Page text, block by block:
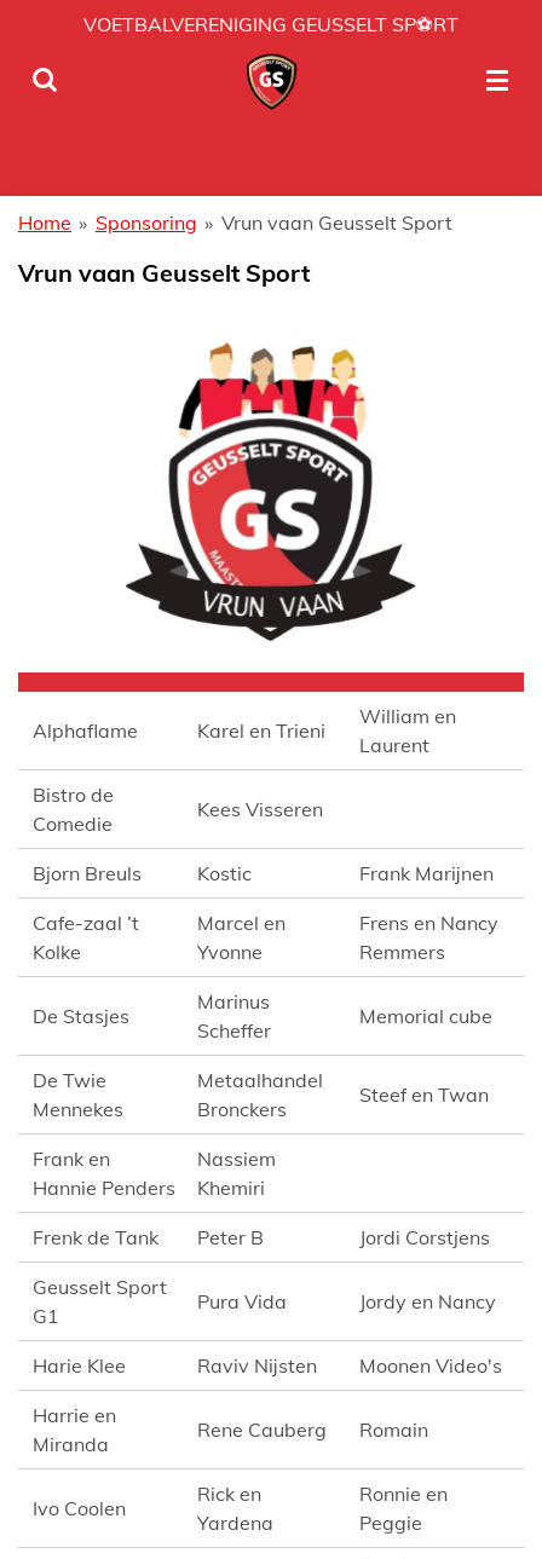
naar
VOETBALVERENIGING GEUSSELT SP⚽RT
Home » Sponsoring » Vrun vaan Geusselt Sport
Vrun vaan Geusselt Sport
Alphaflame Karel en Trieni
William en
Laurent
Bistro de
Comedie
Kees Visseren
Bjorn Breuls Kostic Frank Marijnen
Cafe-zaal ’t
Kolke
Marcel en
Yvonne
Frens en Nancy
Remmers
De Stasjes
Marinus
Scheffer
Memorial cube
De Twie
Mennekes
Metaalhandel
Bronckers
Steef en Twan
Frank en
Hannie Penders
Nassiem
Khemiri
Frenk de Tank Peter B Jordi Corstjens
Geusselt Sport
G1
Pura Vida Jordy en Nancy
Harie Klee Raviv Nijsten Moonen Video's
Harrie en
Miranda
Rene Cauberg Romain
Ivo Coolen
Rick en
Yardena
Ronnie en
Peggie